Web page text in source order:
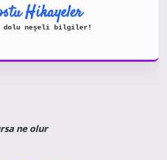
Hikayeler
dolu neşeli bilgiler!
ne olur